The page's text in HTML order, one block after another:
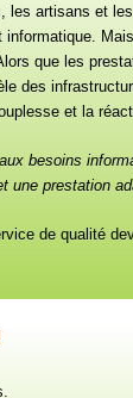
les artisans et
informatique.
que les
des
et la
besoins
une prestation
de qualité